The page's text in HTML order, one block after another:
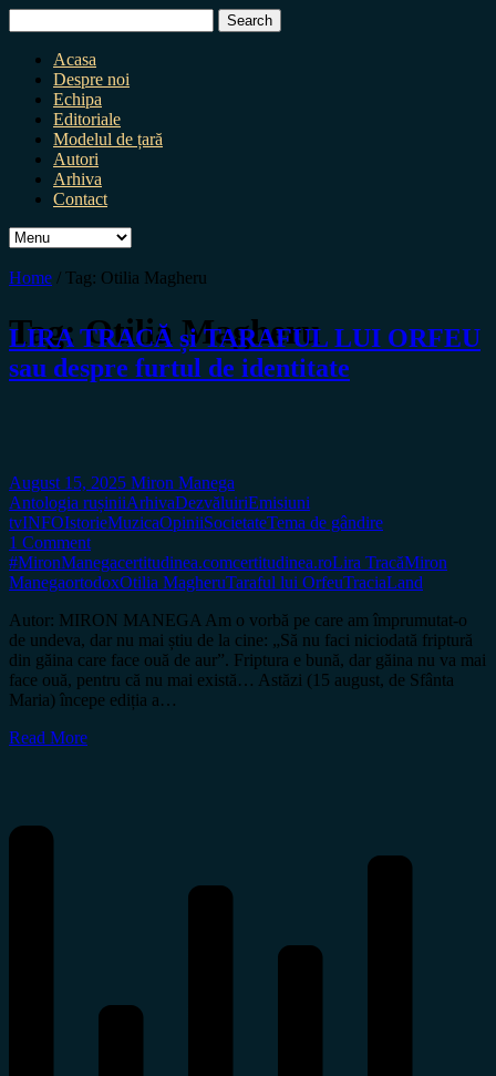
for:
Acasa
Despre noi
Echipa
Editoriale
Modelul de țară
Autori
Arhiva
Contact
Home / Tag: Otilia Magheru
Tag:Otilia Magheru
LIRA TRACĂ și TARAFUL LUI ORFEU
sau despre furtul de identitate
August 15, 2025 Miron Manega
Antologia rușiniiArhivaDezvăluiriEmisiuni
tvINFOIstorieMuzicaOpiniiSocietateTema de gândire
1 Comment
#MironManegacertitudinea.comcertitudinea.roLira TracăMiron
ManegaortodoxOtilia MagheruTaraful lui OrfeuTraciaLand
Autor: MIRON MANEGA Am o vorbă pe care am împrumutat-o
de undeva, dar nu mai știu de la cine: „Să nu faci niciodată friptură
din găina care face ouă de aur”. Friptura e bună, dar găina nu va mai
face ouă, pentru că nu mai există… Astăzi (15 august, de Sfânta
Maria) începe ediția a…
Read More